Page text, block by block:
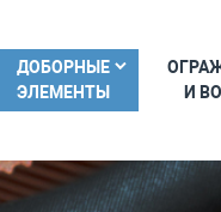
ДОБОРНЫЕ
ЭЛЕМЕНТЫ
И